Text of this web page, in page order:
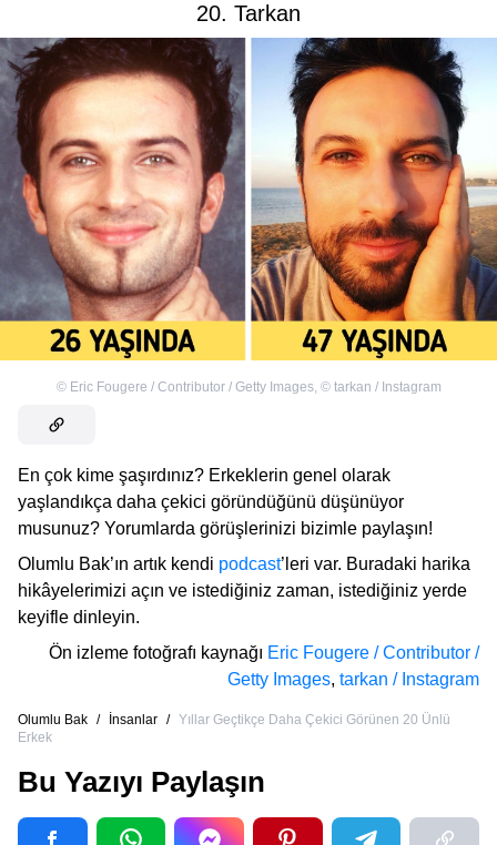
20. Tarkan
© Eric Fougere / Contributor / Getty Images, © tarkan / Instagram
En çok kime şaşırdınız? Erkeklerin genel olarak
yaşlandıkça daha çekici göründüğünü düşünüyor
musunuz? Yorumlarda görüşlerinizi bizimle paylaşın!
Olumlu Bak’ın artık kendi podcast’leri var. Buradaki harika
hikâyelerimizi açın ve istediğiniz zaman, istediğiniz yerde
keyifle dinleyin.
Ön izleme fotoğrafı kaynağı Eric Fougere / Contributor /
Getty Images, tarkan / Instagram
Olumlu Bak / İnsanlar / Yıllar Geçtikçe Daha Çekici Görünen 20 Ünlü
Erkek
Bu Yazıyı Paylaşın